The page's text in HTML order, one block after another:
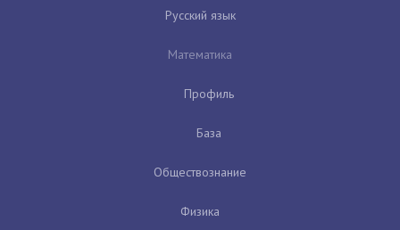
Русский язык
Математика
Профиль
База
Обществознание
Физика